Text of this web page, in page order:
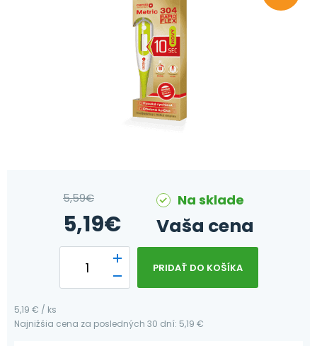
5,59€
5,19€
Na sklade
Vaša cena
PRIDAŤ DO KOŠÍKA
5,19 € / ks
Najnižšia cena za posledných 30 dní: 5,19 €